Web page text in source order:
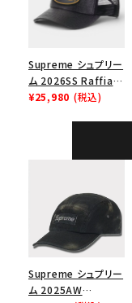
Supreme シュプリー
ム 2026SS Raffia
Mesh Back 5-Panel
¥25,980 (税込)
Supreme シュプリー
ム 2025AW